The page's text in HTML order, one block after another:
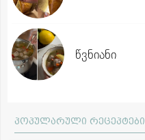
წვნიანი
პოპულარული რეცეპტები